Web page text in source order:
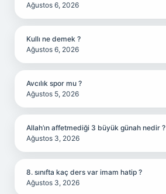
Ağustos 6, 2026
Kullı ne demek ?
Ağustos 6, 2026
Avcılık spor mu ?
Ağustos 5, 2026
Allah’ın affetmediği 3 büyük günah nedir ?
Ağustos 3, 2026
8. sınıfta kaç ders var imam hatip ?
Ağustos 3, 2026